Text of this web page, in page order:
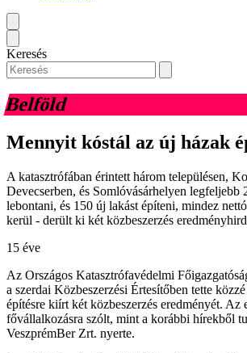
Keresés
Belföld
Mennyit kóstál az új házak
A katasztrófában érintett három településen,
Devecserben, és Somlóvásárhelyen legfeljebb
lebontani, és 150 új lakást építeni, mindez
kerül - derült ki két közbeszerzés
15 éve
Az Országos Katasztrófavédelmi
a szerdai Közbeszerzési Értesítőben tette
építésre kiírt két közbeszerzés eredményét. Az
fővállalkozásra szólt, mint a korábbi hírekből
VeszprémBer Zrt. nyerte.